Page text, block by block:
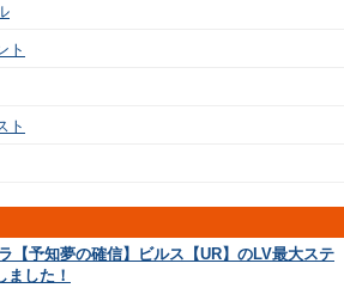
ト
ト
【予知夢の確信】ビルス【UR】のLV最大ステ
ました！